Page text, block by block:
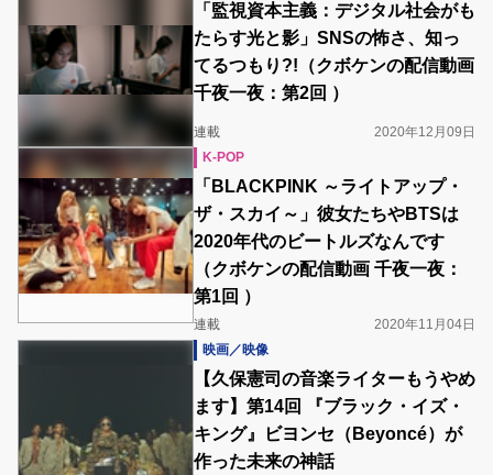
「監視資本主義：デジタル社会がも
たらす光と影」SNSの怖さ、知っ
てるつもり?!（クボケンの配信動画
千夜一夜：第2回 ）
連載
2020年12月09日
K-POP
「BLACKPINK ～ライトアップ・
ザ・スカイ～」彼女たちやBTSは
2020年代のビートルズなんです
（クボケンの配信動画 千夜一夜：
第1回 ）
連載
2020年11月04日
映画／映像
【久保憲司の音楽ライターもうやめ
ます】第14回 『ブラック・イズ・
キング』ビヨンセ（Beyoncé）が
作った未来の神話